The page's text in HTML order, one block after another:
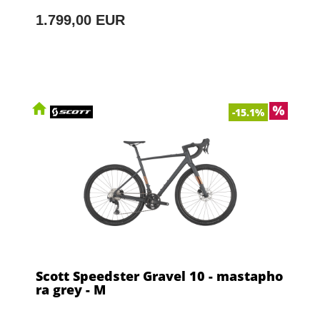
1.799,00 EUR
-15.1%
Scott Speedster Gravel 10 - mastapho
ra grey - M